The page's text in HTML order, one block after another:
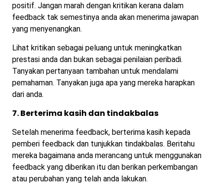
positif. Jangan marah dengan kritikan kerana dalam
feedback tak semestinya anda akan menerima jawapan
yang menyenangkan.
Lihat kritikan sebagai peluang untuk meningkatkan
prestasi anda dan bukan sebagai penilaian peribadi.
Tanyakan pertanyaan tambahan untuk mendalami
pemahaman. Tanyakan juga apa yang mereka harapkan
dari anda.
7. Berterima kasih dan tindakbalas
Setelah menerima feedback, berterima kasih kepada
pemberi feedback dan tunjukkan tindakbalas. Beritahu
mereka bagaimana anda merancang untuk menggunakan
feedback yang diberikan itu dan berikan perkembangan
atau perubahan yang telah anda lakukan.